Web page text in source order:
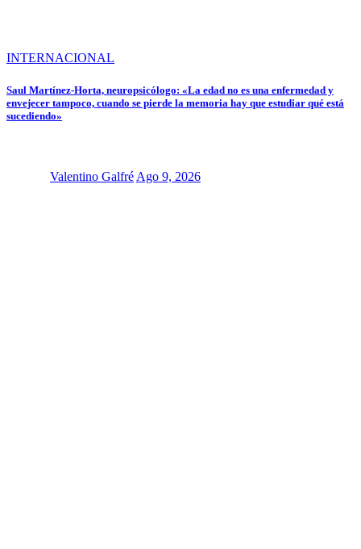
INTERNACIONAL
Saul Martínez-Horta, neuropsicólogo: «La edad no es una enfermedad y
envejecer tampoco, cuando se pierde la memoria hay que estudiar qué está
sucediendo»
Valentino Galfré Ago 9, 2026